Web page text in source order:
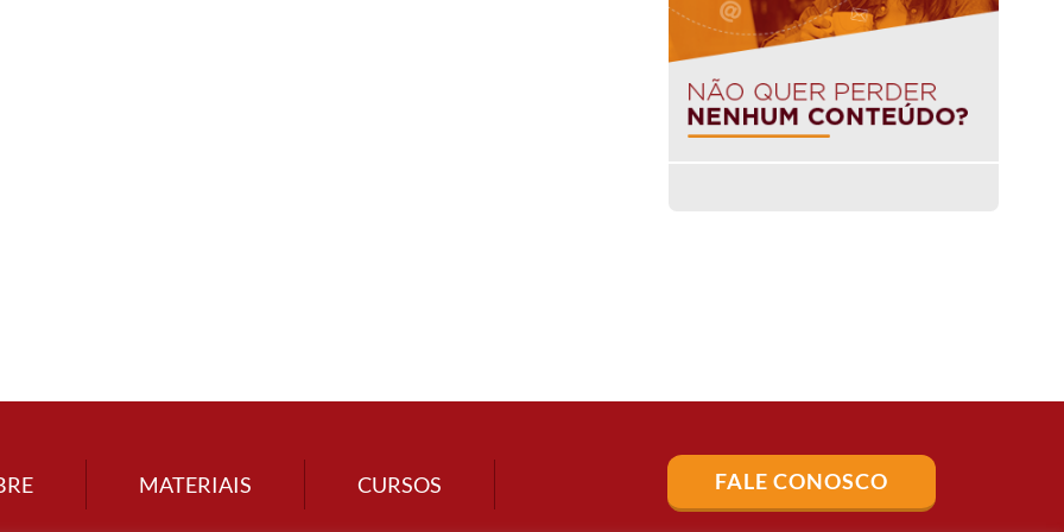
MATERIAIS CURSOS FALE CONOSCO